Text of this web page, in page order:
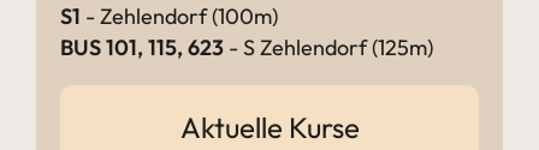
S1 - Zehlendorf (100m)
BUS 101, 115, 623 - S Zehlendorf (125m)
Aktuelle Kurse